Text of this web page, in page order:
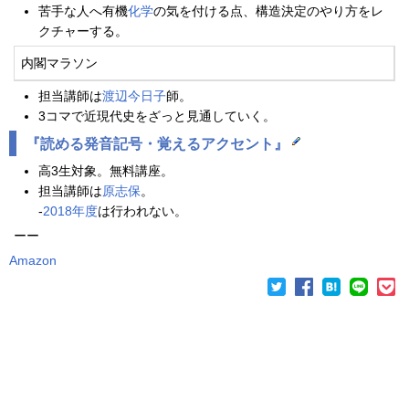
苦手な人へ有機化学の気を付ける点、構造決定のやり方をレ
クチャーする。
内閣マラソン
担当講師は渡辺今日子師。
3コマで近現代史をざっと見通していく。
『読める発音記号・覚えるアクセント』
高3生対象。無料講座。
担当講師は原志保。
‐2018年度は行われない。
ーー
Amazon